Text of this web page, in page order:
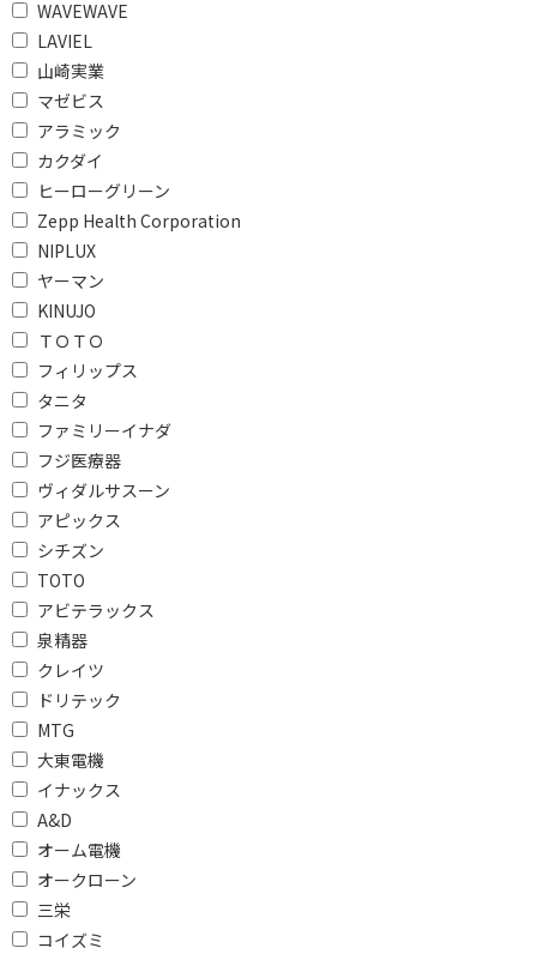
WAVEWAVE
LAVIEL
山崎実業
マゼビス
アラミック
カクダイ
ヒーローグリーン
Zepp Health Corporation
NIPLUX
ヤーマン
KINUJO
ＴＯＴＯ
フィリップス
タニタ
ファミリーイナダ
フジ医療器
ヴィダルサスーン
アピックス
シチズン
TOTO
アビテラックス
泉精器
クレイツ
ドリテック
MTG
大東電機
イナックス
A&D
オーム電機
オークローン
三栄
コイズミ
Bluetooth非対応
本体重さで絞り込む
防水対応で絞り込む
キャスターで絞り込む
BLDCモーター搭載(次世代ドライヤー)で絞
り込む
BLDCモーター搭載
マイナスイオンで絞り込む
自動温度調整機能で絞り込む
自動温度調整機能あり
使用可能電圧で絞り込む
AC100-240V
AC100-120V/220-240V
AC100V-240V